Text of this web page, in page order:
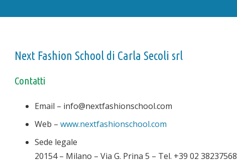
Next Fashion School di Carla Secoli srl
Contatti
Email – info@nextfashionschool.com
Web – www.nextfashionschool.com
Sede legale
20154 – Milano – Via G. Prina 5 – Tel. +39 02 38237568